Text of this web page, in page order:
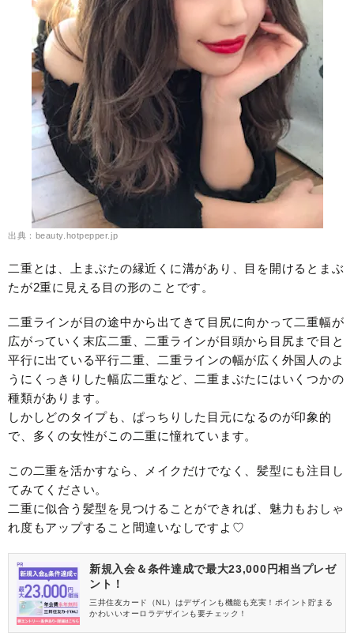
出典：beauty.hotpepper.jp
二重とは、上まぶたの縁近くに溝があり、目を開けるとまぶ
たが2重に見える目の形のことです。
二重ラインが目の途中から出てきて目尻に向かって二重幅が
広がっていく末広二重、二重ラインが目頭から目尻まで目と
平行に出ている平行二重、二重ラインの幅が広く外国人のよ
うにくっきりした幅広二重など、二重まぶたにはいくつかの
種類があります。
しかしどのタイプも、ぱっちりした目元になるのが印象的
で、多くの女性がこの二重に憧れています。
この二重を活かすなら、メイクだけでなく、髪型にも注目し
てみてください。
二重に似合う髪型を見つけることができれば、魅力もおしゃ
れ度もアップすること間違いなしですよ♡
新規入会＆条件達成で最大23,000円相当プレゼ
ント！
三井住友カード（NL）はデザインも機能も充実！ポイント貯まる
かわいいオーロラデザインも要チェック！